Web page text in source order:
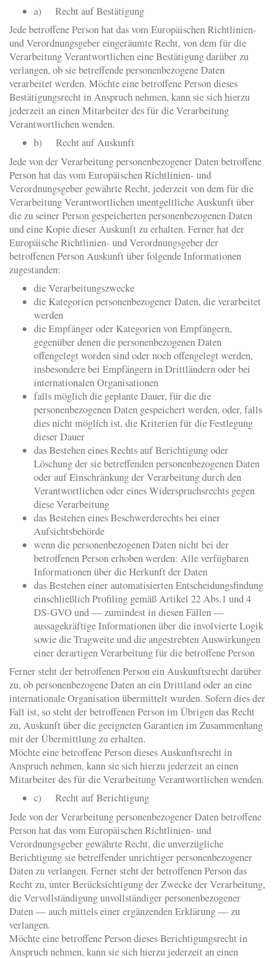
a) Recht auf Bestätigung
Jede betroffene Person hat das vom Europäischen Richtlinien-
und Verordnungsgeber eingeräumte Recht, von dem für die
Verarbeitung Verantwortlichen eine Bestätigung darüber zu
verlangen, ob sie betreffende personenbezogene Daten
verarbeitet werden. Möchte eine betroffene Person dieses
Bestätigungsrecht in Anspruch nehmen, kann sie sich hierzu
jederzeit an einen Mitarbeiter des für die Verarbeitung
Verantwortlichen wenden.
b) Recht auf Auskunft
Jede von der Verarbeitung personenbezogener Daten betroffene
Person hat das vom Europäischen Richtlinien- und
Verordnungsgeber gewährte Recht, jederzeit von dem für die
Verarbeitung Verantwortlichen unentgeltliche Auskunft über
die zu seiner Person gespeicherten personenbezogenen Daten
und eine Kopie dieser Auskunft zu erhalten. Ferner hat der
Europäische Richtlinien- und Verordnungsgeber der
betroffenen Person Auskunft über folgende Informationen
zugestanden:
die Verarbeitungszwecke
die Kategorien personenbezogener Daten, die verarbeitet
werden
die Empfänger oder Kategorien von Empfängern,
gegenüber denen die personenbezogenen Daten
offengelegt worden sind oder noch offengelegt werden,
insbesondere bei Empfängern in Drittländern oder bei
internationalen Organisationen
falls möglich die geplante Dauer, für die die
personenbezogenen Daten gespeichert werden, oder, falls
dies nicht möglich ist, die Kriterien für die Festlegung
dieser Dauer
das Bestehen eines Rechts auf Berichtigung oder
Löschung der sie betreffenden personenbezogenen Daten
oder auf Einschränkung der Verarbeitung durch den
Verantwortlichen oder eines Widerspruchsrechts gegen
diese Verarbeitung
das Bestehen eines Beschwerderechts bei einer
Aufsichtsbehörde
wenn die personenbezogenen Daten nicht bei der
betroffenen Person erhoben werden: Alle verfügbaren
Informationen über die Herkunft der Daten
das Bestehen einer automatisierten Entscheidungsfindung
einschließlich Profiling gemäß Artikel 22 Abs.1 und 4
DS-GVO und — zumindest in diesen Fällen —
aussagekräftige Informationen über die involvierte Logik
sowie die Tragweite und die angestrebten Auswirkungen
einer derartigen Verarbeitung für die betroffene Person
Ferner steht der betroffenen Person ein Auskunftsrecht darüber
zu, ob personenbezogene Daten an ein Drittland oder an eine
internationale Organisation übermittelt wurden. Sofern dies der
Fall ist, so steht der betroffenen Person im Übrigen das Recht
zu, Auskunft über die geeigneten Garantien im Zusammenhang
mit der Übermittlung zu erhalten.
Möchte eine betroffene Person dieses Auskunftsrecht in
Anspruch nehmen, kann sie sich hierzu jederzeit an einen
Mitarbeiter des für die Verarbeitung Verantwortlichen wenden.
c) Recht auf Berichtigung
Jede von der Verarbeitung personenbezogener Daten betroffene
Person hat das vom Europäischen Richtlinien- und
Verordnungsgeber gewährte Recht, die unverzügliche
Berichtigung sie betreffender unrichtiger personenbezogener
Daten zu verlangen. Ferner steht der betroffenen Person das
Recht zu, unter Berücksichtigung der Zwecke der Verarbeitung,
die Vervollständigung unvollständiger personenbezogener
Daten — auch mittels einer ergänzenden Erklärung — zu
verlangen.
Möchte eine betroffene Person dieses Berichtigungsrecht in
Anspruch nehmen, kann sie sich hierzu jederzeit an einen